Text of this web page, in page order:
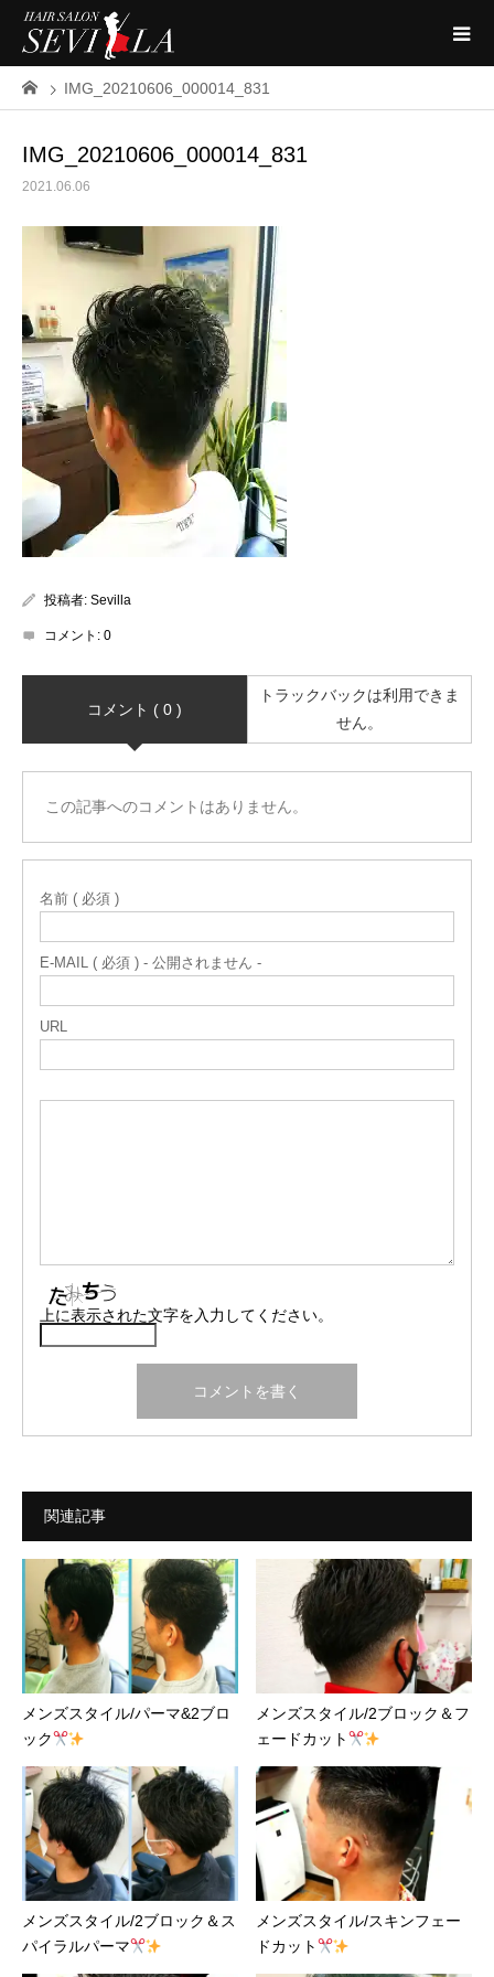
IMG_20210606_000014_831
IMG_20210606_000014_831
2021.06.06
投稿者: Sevilla
コメント: 0
コメント ( 0 )
トラックバックは利用できま
せん。
この記事へのコメントはありません。
名前 ( 必須 )
E-MAIL ( 必須 ) - 公開されません -
URL
上に表示された文字を入力してください。
関連記事
メンズスタイル/パーマ&2ブロ
ック
メンズスタイル/2ブロック＆フ
ェードカット
メンズスタイル/2ブロック＆ス
パイラルパーマ
メンズスタイル/スキンフェー
ドカット